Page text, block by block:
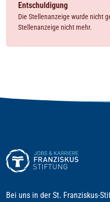
Entschuldigung
Die Stellenanzeige wurde nicht
Stellenanzeige nicht mehr.
Bei uns in der St. Franziskus-